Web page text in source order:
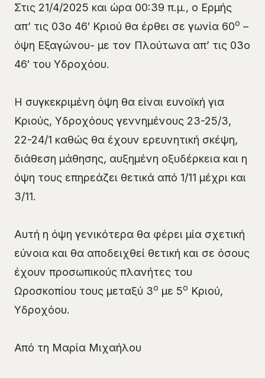
Στις 21/4/2025 και ώρα 00:39 π.μ., ο Ερμής
απ’ τις 03o 46′ Κριού θα έρθει σε γωνία 60ο –
όψη Εξαγώνου- με τον Πλούτωνα απ’ τις 03ο
46′ του Υδροχόου.
Η συγκεκριμένη όψη θα είναι ευνοϊκή για
Κριούς, Υδροχόους γεννημένους 23-25/3,
22-24/1 καθώς θα έχουν ερευνητική σκέψη,
διάθεση μάθησης, αυξημένη οξυδέρκεια και η
όψη τους επηρεάζει θετικά από 1/11 μέχρι και
3/11.
Αυτή η όψη γενικότερα θα φέρει μία σχετική
εύνοια και θα αποδειχθεί θετική και σε όσους
έχουν προσωπικούς πλανήτες του
Ωροσκοπίου τους μεταξύ 3ο με 5ο Κριού,
Υδροχόου.
Από τη Μαρία Μιχαήλου